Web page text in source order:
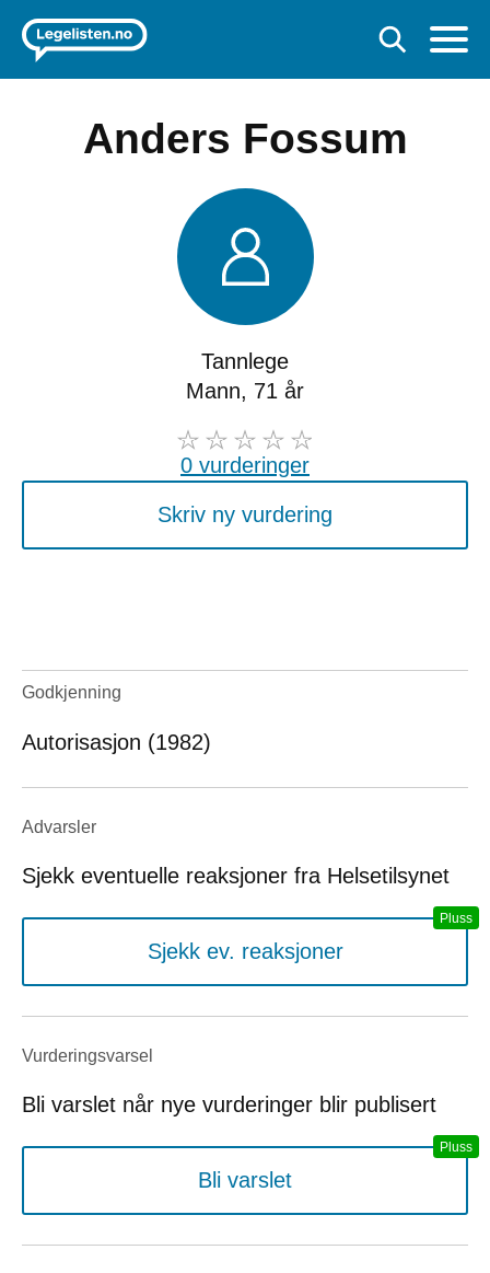
Anders Fossum
Tannlege
Mann, 71 år
0 vurderinger
Skriv ny vurdering
Godkjenning
Autorisasjon (1982)
Advarsler
Sjekk eventuelle reaksjoner fra Helsetilsynet
Sjekk ev. reaksjoner
Vurderings­varsel
Bli varslet når nye vurderinger blir publisert
Bli varslet